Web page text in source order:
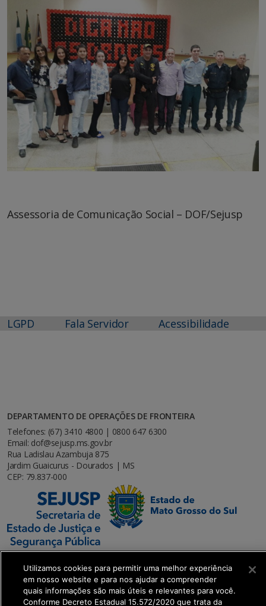
Assessoria de Comunicação Social – DOF/Sejusp
LGPD Fala Servidor Acessibilidade
DEPARTAMENTO DE OPERAÇÕES DE FRONTEIRA
Telefones: (67) 3410 4800 | 0800 647 6300
Email: dof@sejusp.ms.gov.br
Rua Ladislau Azambuja 875
Jardim Guaicurus - Dourados | MS
CEP: 79.837-000
SETDIG | Secretaria-Executiva de Transformação
Utilizamos cookies para permitir uma melhor experiência
em nosso website e para nos ajudar a compreender
quais informações são mais úteis e relevantes para você.
Conforme Decreto Estadual 15.572/2020 que trata da